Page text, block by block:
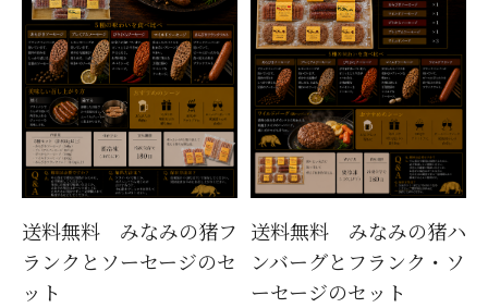
送料無料 みなみの猪フ
ランクとソーセージのセ
ット
送料無料 みなみの猪ハ
ンバーグとフランク・ソ
ーセージのセット